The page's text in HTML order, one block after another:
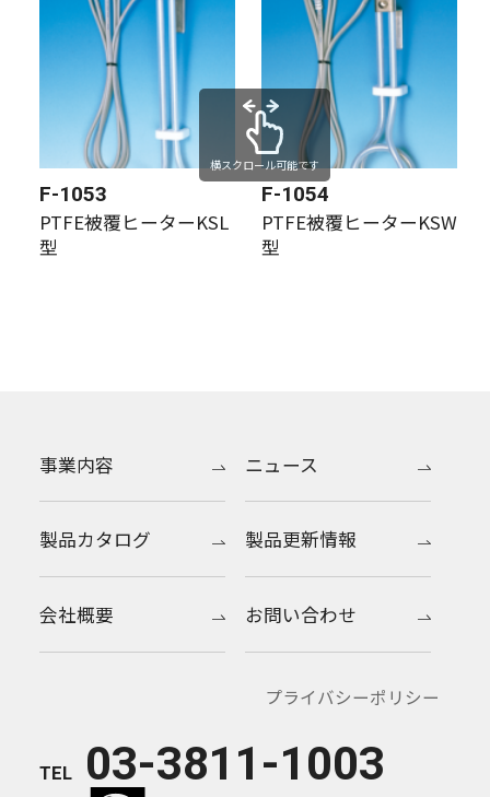
F-1053
PTFE被覆ヒーターKSL
型
F-1054
PTFE被覆ヒーターKSW
型
横スクロール可能です
TEL 03-3811-1003
事業内容
製品カタログ
会社概要
ニュース
製品更新情報
お問い合わせ
プライバシーポリシー